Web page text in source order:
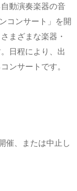
動演奏楽器の音
コンサート」を開
まざまな楽器・
日程により、出
ンサートです。
催、または中止し